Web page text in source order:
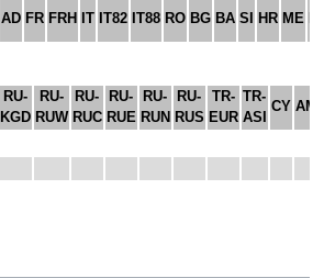
AD FR FRH IT IT82 IT88 RO BG BA SI HR ME
RU-
KGD
RU-
RUW
RU-
RUC
RU-
RUE
RU-
RUN
RU-
RUS
TR-
EUR
TR-
ASI
CY AM